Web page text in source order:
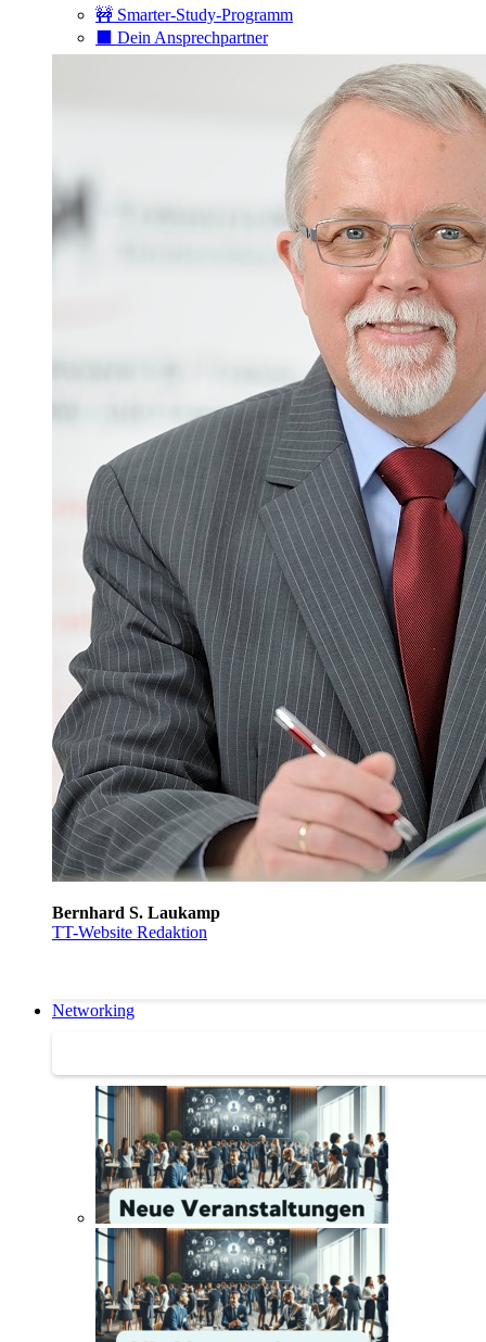
🚧 Smarter-Study-Programm
⬛️ Dein Ansprechpartner
Bernhard S. Laukamp
TT-Website Redaktion
Networking